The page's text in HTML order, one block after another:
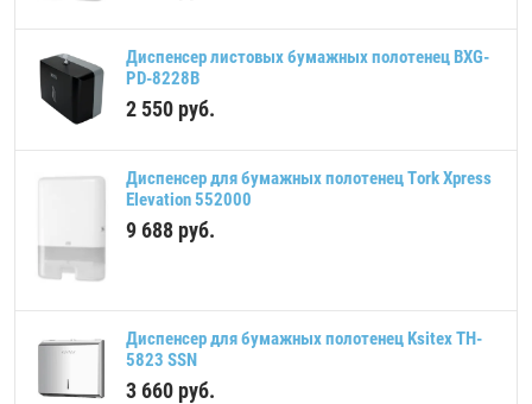
Диспенсер листовых бумажных полотенец BXG-
PD-8228B
2 550 руб.
Диспенсер для бумажных полотенец Tork Xpress
Elevation 552000
9 688 руб.
Диспенсер для бумажных полотенец Ksitex TH-
5823 SSN
3 660 руб.